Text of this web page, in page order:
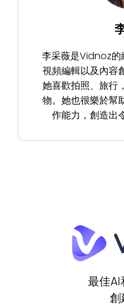
李采薇是Vidnoz的
視頻編輯以及內容
她喜歡拍照、旅行
物。她也很樂於幫
作能力，創造出
最佳
創